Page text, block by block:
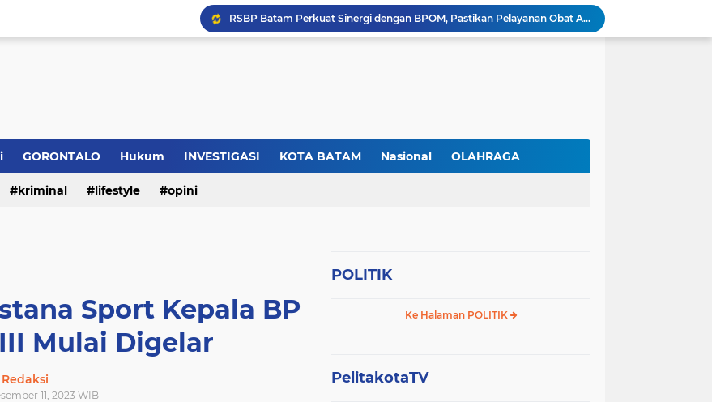
RSBP Batam Perkuat Sinergi dengan BPOM, Pastikan Pelayanan Obat Aman dan Bermutu
Antusiasme Masyarakat Membludak, 128.331 Pendaftar Ikuti War Ticket Upacara HUT ke-81 Kemerdekaan RI di Istana
PLN Batam Beri Promo Kemerdekaan, Tambah Daya Hingga 11.000 VA Hanya Rp81 Ribu
GORONTALO Hukum INVESTIGASI KOTA BATAM Nasional OLAHRAGA
kriminal lifestyle opini
Sport Kepala BP
Mulai Digelar
Redaksi
11, 2023 WIB
POLITIK
Ke Halaman POLITIK
PelitakotaTV